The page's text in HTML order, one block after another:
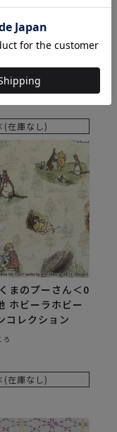
生地 ホビーラホ
ンコレクショ
ろ
在庫なし)
まのプーさん＜0
ホビーラホビー
コレクション
ろ
在庫なし)